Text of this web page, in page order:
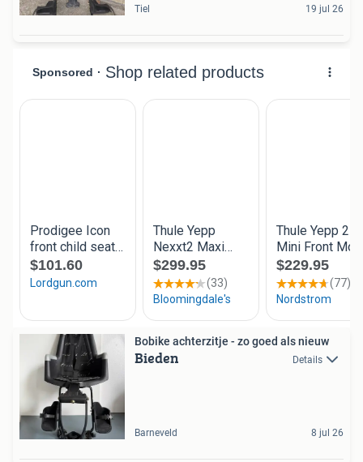
Tiel 19 jul 26
Bobike achterzitje - zo goed als nieuw
Bieden Details
Barneveld 8 jul 26